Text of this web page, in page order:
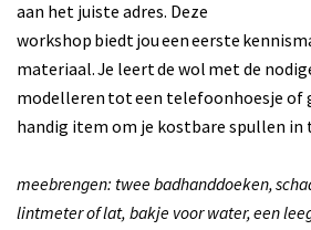
aan het juiste adres. Deze
workshop biedt jou een eerste
materiaal. Je leert de wol met de
modelleren tot een telefoonhoesje of
handig item om je kostbare spullen in
meebrengen: twee badhanddoeken,
lintmeter of lat, bakje voor water, een